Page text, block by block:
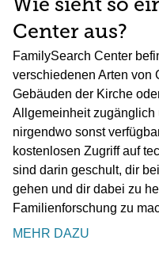
Wie sieht so
Center aus?
FamilySearch Center
verschiedenen Arten von
Gebäuden der Kirche
Allgemeinheit zugänglich
nirgendwo sonst
kostenlosen Zugriff auf
sind darin geschult, dir
gehen und dir dabei zu
Familienforschung zu
MEHR DAZU